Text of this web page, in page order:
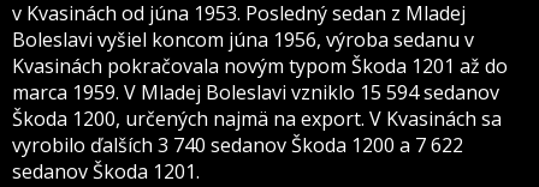
v Kvasinách od júna 1953. Posledný sedan z Mladej
Boleslavi vyšiel koncom júna 1956, výroba sedanu v
Kvasinách pokračovala novým typom Škoda 1201 až do
marca 1959. V Mladej Boleslavi vzniklo 15 594 sedanov
Škoda 1200, určených najmä na export. V Kvasinách sa
vyrobilo ďalších 3 740 sedanov Škoda 1200 a 7 622
sedanov Škoda 1201.